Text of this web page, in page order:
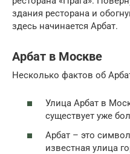
здания ресторана и
здесь начинается Арбат.
Арбат в Москве
Несколько фактов об
Улица Арбат в
существует уже
Арбат – это
известная улица